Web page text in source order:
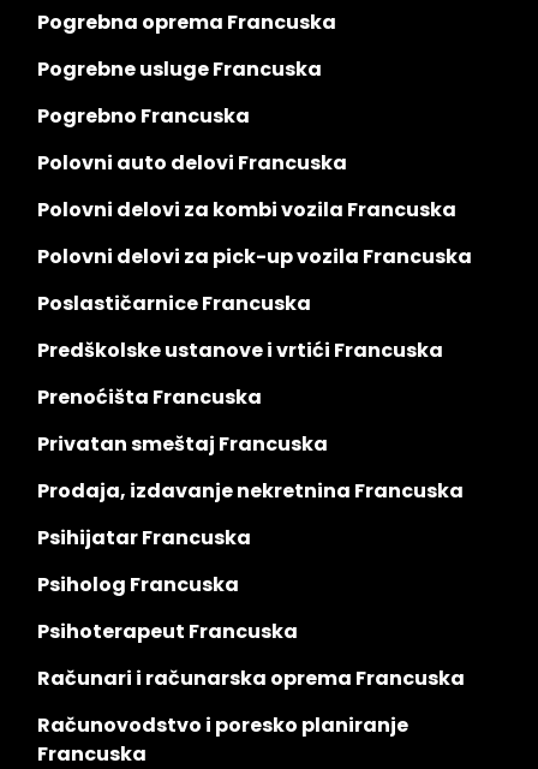
Pogrebna oprema Francuska
Pogrebne usluge Francuska
Pogrebno Francuska
Polovni auto delovi Francuska
Polovni delovi za kombi vozila Francuska
Polovni delovi za pick-up vozila Francuska
Poslastičarnice Francuska
Predškolske ustanove i vrtići Francuska
Prenoćišta Francuska
Privatan smeštaj Francuska
Prodaja, izdavanje nekretnina Francuska
Psihijatar Francuska
Psiholog Francuska
Psihoterapeut Francuska
Računari i računarska oprema Francuska
Računovodstvo i poresko planiranje
Francuska